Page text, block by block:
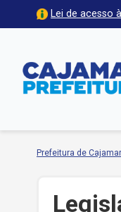
Lei de acesso
Prefeitura de Cajamar